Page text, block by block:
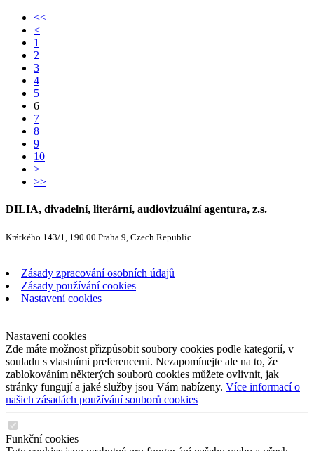
<<
<
1
2
3
4
5
6
7
8
9
10
>
>>
DILIA, divadelní, literární, audiovizuální agentura, z.s.
Krátkého 143/1, 190 00 Praha 9, Czech Republic
Zásady zpracování osobních údajů
Zásady používání cookies
Nastavení cookies
Nastavení cookies
Zde máte možnost přizpůsobit soubory cookies podle kategorií, v
souladu s vlastními preferencemi. Nezapomínejte ale na to, že
zablokováním některých souborů cookies můžete ovlivnit, jak
stránky fungují a jaké služby jsou Vám nabízeny. Více informací o
našich zásadách používání souborů cookies
Funkční cookies